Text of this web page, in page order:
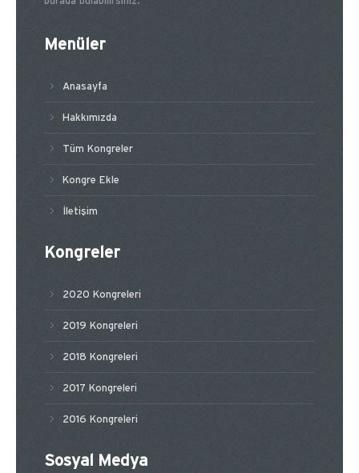
Menüler
Anasayfa
Hakkımızda
Tüm Kongreler
Kongre Ekle
İletişim
Kongreler
2020 Kongreleri
2019 Kongreleri
2018 Kongreleri
2017 Kongreleri
2016 Kongreleri
Sosyal Medya